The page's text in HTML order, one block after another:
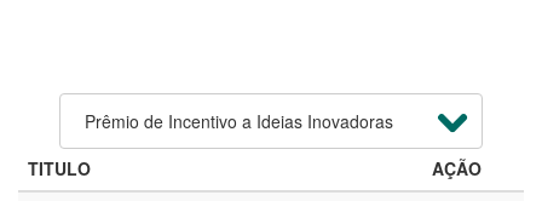
TITULO
AÇÃO